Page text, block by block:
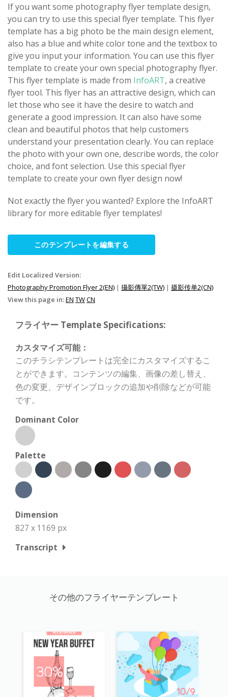
If you want some photography flyer template design,
you can try to use this special flyer template. This flyer
template has a big photo be the main design element,
also has a blue and white color tone and the textbox to
give you input your information. You can use this flyer
template to create your own special photography flyer.
This flyer template is made from InfoART, a creative
flyer tool. This flyer has an attractive design, which can
let those who see it have the desire to watch and
generate a good impression. It can also have some
clean and beautiful photos that help customers
understand your presentation clearly. You can replace
the photo with your own one, describe words, the color
choice, and font selection. Use this special flyer
template to create your own flyer design now!
Not exactly the flyer you wanted? Explore the InfoART
library for more editable flyer templates!
このテンプレートを編集する
Edit Localized Version:
Photography Promotion Flyer 2(EN) | 攝影傳單2(TW) | 摄影传单2(CN)
View this page in:EN TWCN
フライヤー Template Specifications:
カスタマイズ可能：
このチラシテンプレートは完全にカスタマイズするこ
とができます。コンテンツの編集、画像の差し替え、
色の変更、デザインブロックの追加や削除などが可能
です。
Dominant Color
Palette
Dimension
827 x 1169 px
Transcript
その他のフライヤーテンプレート